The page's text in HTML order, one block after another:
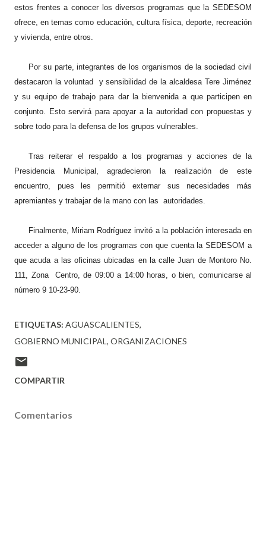
estos frentes a conocer los diversos programas que la SEDESOM
ofrece, en temas como educación, cultura física, deporte, recreación
y vivienda, entre otros.
Por su parte, integrantes de los organismos de la sociedad civil
destacaron la voluntad y sensibilidad de la alcaldesa Tere Jiménez
y su equipo de trabajo para dar la bienvenida a que participen en
conjunto. Esto servirá para apoyar a la autoridad con propuestas y
sobre todo para la defensa de los grupos vulnerables.
Tras reiterar el respaldo a los programas y acciones de la
Presidencia Municipal, agradecieron la realización de este
encuentro, pues les permitió externar sus necesidades más
apremiantes y trabajar de la mano con las autoridades.
Finalmente, Miriam Rodríguez invitó a la población interesada en
acceder a alguno de los programas con que cuenta la SEDESOM a
que acuda a las oficinas ubicadas en la calle Juan de Montoro No.
111, Zona Centro, de 09:00 a 14:00 horas, o bien, comunicarse al
número 9 10-23-90.
ETIQUETAS: AGUASCALIENTES
GOBIERNO MUNICIPAL ORGANIZACIONES
COMPARTIR
Comentarios